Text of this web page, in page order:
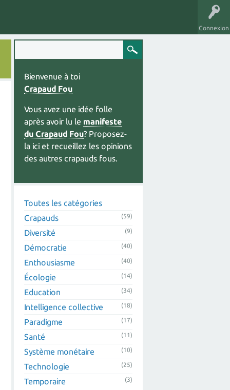
Connexion
Bienvenue à toi
Crapaud Fou
Vous avez une idée folle
après avoir lu le manifeste
du Crapaud Fou? Proposez-
la ici et recueillez les opinions
des autres crapauds fous.
Toutes les catégories
Crapauds
(59)
Diversité (9)
Démocratie (40)
Enthousiasme (40)
Écologie (14)
Education (34)
Intelligence collective (18)
Paradigme (17)
Santé (11)
Système monétaire (10)
Technologie (25)
Temporaire (3)